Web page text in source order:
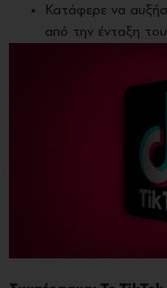
Κατάφερε να
από την ένταξη